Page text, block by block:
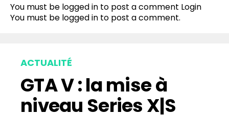
You must be logged in to post a comment Login
You must be logged in to post a comment.
ACTUALITÉ
GTA V : la mise à
niveau Series X|S